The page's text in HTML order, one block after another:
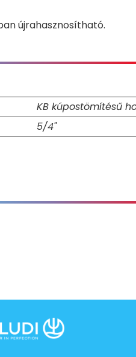
újrahasznosítható.
KB kúpostömítésű
5/4"